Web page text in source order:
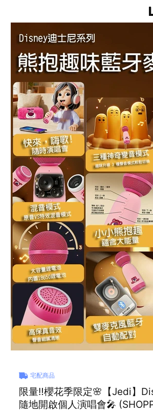
宅配商品
限量‼️櫻花季限定🌸【Jedi】
隨地開啟個人演唱會🎤